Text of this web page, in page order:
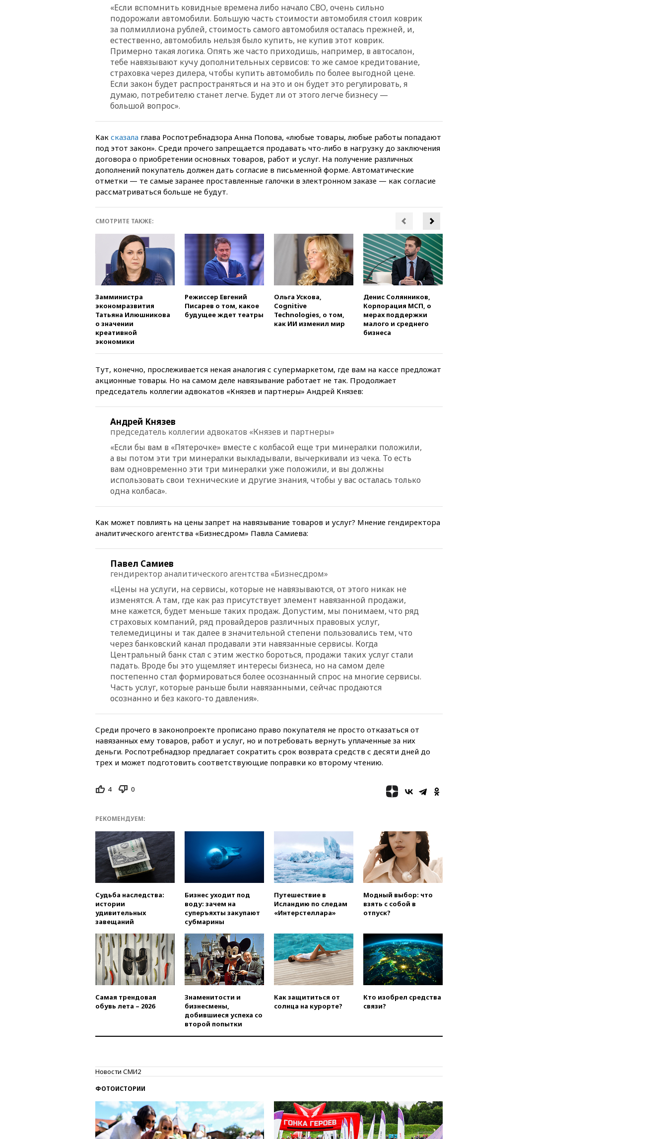
скульптуру балерины
вчера, 22:45Литовец
протаранил погранпункт при
попытке попасть в Россию
вчера, 22:28Бессент
анонсировал скорое
соглашение о прекращении
огня США и Ирана
вчера, 22:15 Три человека
выделить средства на новые
РЛС для Белгородской
области
вчера, 21:56The Atlantic: Маск
отказал Украине в
После пожара на
складе в Брянске возбудили
вчера, 21:26Лидеры сборной
РФ по гимнастике получили
официальный отказ в визах от
Хорватии
опубликовал 16 новых видео с
вчера, 21:00На границе
Украины с Польшей скопилось
вчера, 20:53Швыдкой:
пройдет в 2026 году
вчера, 20:45
беспилотников над Россией
вчера, 20:30Лидию Невзорову
финансировании
экстремизма
постановил остановить
Белом доме
одобрил ужесточение
против журналистки Катерины
Гордеевой о фейках о ВС
России
вчера, 19:45ISU предоставил
нейтральный статус
фигуристкам Валиевой и
Трусовой
вчера, 19:35Зеленский
впервые совершил
официальный визит в Сербию
вчера, 19:00 Открытое
горение на складе в Брянске
ликвидировано
вчера, 18:55Минобороны
украинским сухогрузам в
вчера, 18:39Два человека
погибли в результате удара
ВСУ по многоэтажке в Керчи
вчера, 18:25Беспилотник
атаковал турецкий сухогруз у
побережья Новороссийска
вчера, 18:18 Товарооборот
году более чем на четверть
вчера, 17:55Мужчина получил
ранения при атаке дрона на
Белгородскую область
вчера, 17:48Bloomberg:
проверить самолеты Boeing на
наличие трещин
пятилетний ребенок погиб при
вчера, 17:17Bloomberg:
киберкомандование США
вчера, 17:00Сняты
ограничения на полеты в
аэропорту Геленджика
«Если вспомнить ковидные времена либо начало СВО, очень сильно
подорожали автомобили. Большую часть стоимости автомобиля стоил коврик
за полмиллиона рублей, стоимость самого автомобиля осталась прежней, и,
естественно, автомобиль нельзя было купить, не купив этот коврик.
Примерно такая логика. Опять же часто приходишь, например, в автосалон,
тебе навязывают кучу дополнительных сервисов: то же самое кредитование,
страховка через дилера, чтобы купить автомобиль по более выгодной цене.
Если закон будет распространяться и на это и он будет это регулировать, я
думаю, потребителю станет легче. Будет ли от этого легче бизнесу —
большой вопрос».
Как сказала глава Роспотребнадзора Анна Попова, «любые товары, любые работы попадают
под этот закон». Среди прочего запрещается продавать что-либо в нагрузку до заключения
договора о приобретении основных товаров, работ и услуг. На получение различных
дополнений покупатель должен дать согласие в письменной форме. Автоматические
отметки — те самые заранее проставленные галочки в электронном заказе — как согласие
рассматриваться больше не будут.
СМОТРИТЕ ТАКЖЕ:
Замминистра
экономразвития
Татьяна Илюшникова
о значении
креативной
экономики
Режиссер Евгений
Писарев о том, какое
будущее ждет театры
Ольга Ускова,
Cognitive
Technologies, о том,
как ИИ изменил мир
Денис Солянников,
Корпорация МСП, о
мерах поддержки
малого и среднего
бизнеса
Тут, конечно, прослеживается некая аналогия с супермаркетом, где вам на кассе предложат
акционные товары. Но на самом деле навязывание работает не так. Продолжает
председатель коллегии адвокатов «Князев и партнеры» Андрей Князев:
Андрей Князев
председатель коллегии адвокатов «Князев и партнеры»
«Если бы вам в «Пятерочке» вместе с колбасой еще три минералки положили,
а вы потом эти три минералки выкладывали, вычеркивали из чека. То есть
вам одновременно эти три минералки уже положили, и вы должны
использовать свои технические и другие знания, чтобы у вас осталась только
одна колбаса».
Как может повлиять на цены запрет на навязывание товаров и услуг? Мнение гендиректора
аналитического агентства «Бизнесдром» Павла Самиева:
Павел Самиев
гендиректор аналитического агентства «Бизнесдром»
«Цены на услуги, на сервисы, которые не навязываются, от этого никак не
изменятся. А там, где как раз присутствует элемент навязанной продажи,
мне кажется, будет меньше таких продаж. Допустим, мы понимаем, что ряд
страховых компаний, ряд провайдеров различных правовых услуг,
телемедицины и так далее в значительной степени пользовались тем, что
через банковский канал продавали эти навязанные сервисы. Когда
Центральный банк стал с этим жестко бороться, продажи таких услуг стали
падать. Вроде бы это ущемляет интересы бизнеса, но на самом деле
постепенно стал формироваться более осознанный спрос на многие сервисы.
Часть услуг, которые раньше были навязанными, сейчас продаются
осознанно и без какого-то давления».
Среди прочего в законопроекте прописано право покупателя не просто отказаться от
навязанных ему товаров, работ и услуг, но и потребовать вернуть уплаченные за них
деньги. Роспотребнадзор предлагает сократить срок возврата средств с десяти дней до
трех и может подготовить соответствующие поправки ко второму чтению.
4 0
РЕКОМЕНДУЕМ:
Судьба наследства:
истории
удивительных
завещаний
Бизнес уходит под
воду: зачем на
суперъяхты закупают
субмарины
Путешествие в
Исландию по следам
«Интерстеллара»
Модный выбор: что
взять с собой в
отпуск?
Самая трендовая
обувь лета – 2026
Знаменитости и
бизнесмены,
добившиеся успеха со
второй попытки
Как защититься от
солнца на курорте?
Кто изобрел средства
связи?
Новости СМИ2
ФОТОИСТОРИИ